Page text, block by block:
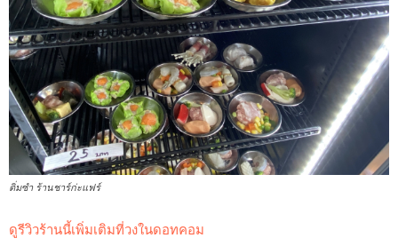
ติ่มซำ ร้านชาร์ก่ะแฟร์
ดูรีวิวร้านนี้เพิ่มเติมที่วงในดอทคอม